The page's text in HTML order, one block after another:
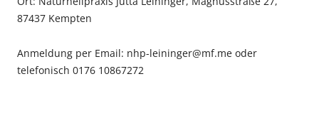
87437 Kempten
Anmeldung per Email: nhp-leininger@mf.me oder
telefonisch 0176 10867272